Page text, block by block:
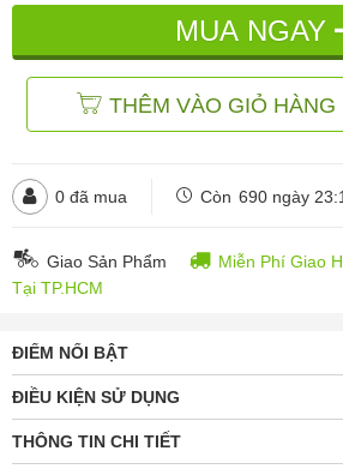
MUA NGAY
THÊM VÀO GIỎ HÀNG
0 đã mua Còn 690 ngày
Giao Sản Phẩm
Miễn Phí Giao
Tại TP.HCM
ĐIỂM NỔI BẬT
ĐIỀU KIỆN SỬ DỤNG
THÔNG TIN CHI TIẾT